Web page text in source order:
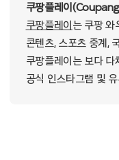
쿠팡플레이
쿠팡플레이 는 쿠팡
콘텐츠, 스포츠 중계,
쿠팡플레이는 보다
공식 인스타그램 및